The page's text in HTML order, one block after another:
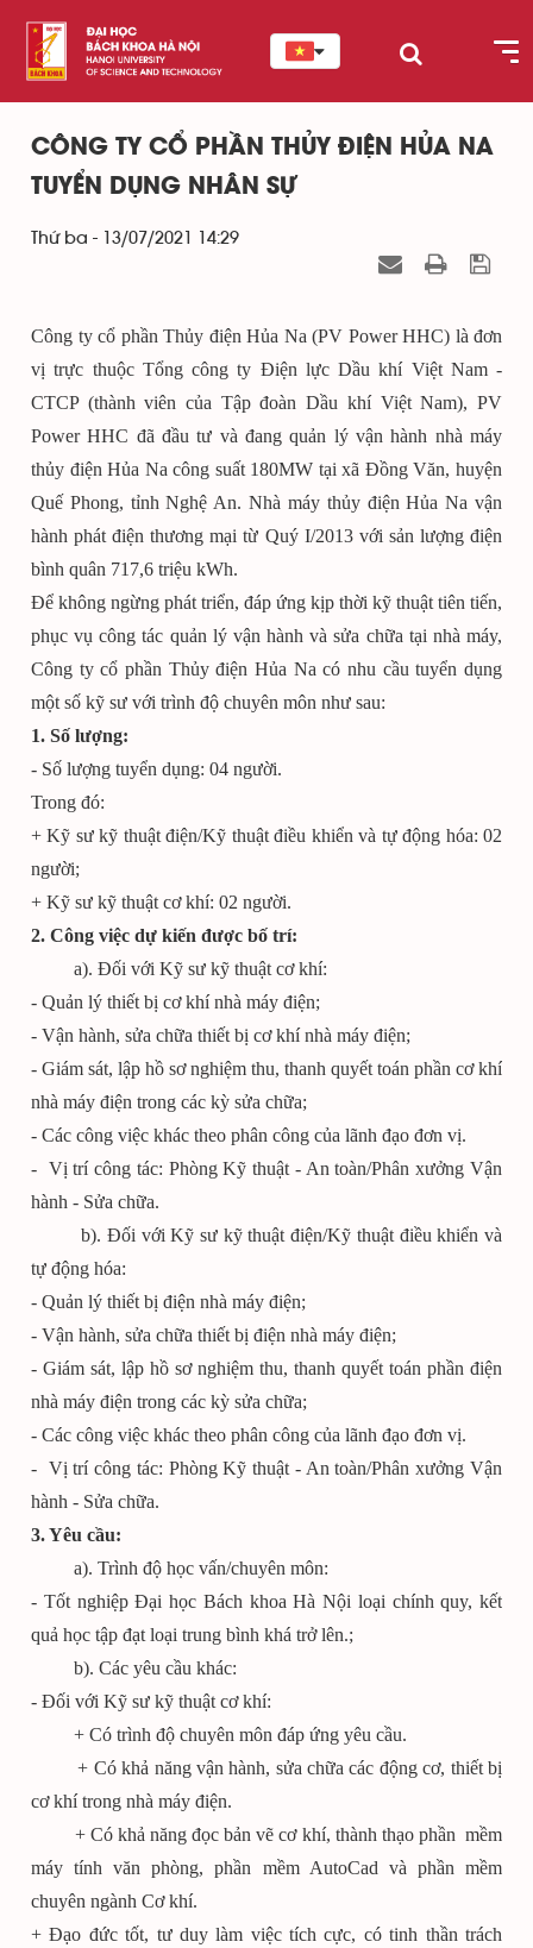
CÔNG TY CỔ PHẦN THỦY ĐIỆN HỦA NA
TUYỂN DỤNG NHÂN SỰ
Thứ ba - 13/07/2021 14:29
Công ty cổ phần Thủy điện Hủa Na (PV Power HHC) là đơn
vị trực thuộc Tổng công ty Điện lực Dầu khí Việt Nam -
CTCP (thành viên của Tập đoàn Dầu khí Việt Nam), PV
Power HHC đã đầu tư và đang quản lý vận hành nhà máy
thủy điện Hủa Na công suất 180MW tại xã Đồng Văn, huyện
Quế Phong, tỉnh Nghệ An. Nhà máy thủy điện Hủa Na vận
hành phát điện thương mại từ Quý I/2013 với sản lượng điện
bình quân 717,6 triệu kWh.
Để không ngừng phát triển, đáp ứng kịp thời kỹ thuật tiên tiến,
phục vụ công tác quản lý vận hành và sửa chữa tại nhà máy,
Công ty cổ phần Thủy điện Hủa Na có nhu cầu tuyển dụng
một số kỹ sư với trình độ chuyên môn như sau:
1. Số lượng:
- Số lượng tuyển dụng: 04 người.
Trong đó:
+ Kỹ sư kỹ thuật điện/Kỹ thuật điều khiển và tự động hóa: 02
người;
+ Kỹ sư kỹ thuật cơ khí: 02 người.
2. Công việc dự kiến được bố trí:
a). Đối với Kỹ sư kỹ thuật cơ khí:
- Quản lý thiết bị cơ khí nhà máy điện;
- Vận hành, sửa chữa thiết bị cơ khí nhà máy điện;
- Giám sát, lập hồ sơ nghiệm thu, thanh quyết toán phần cơ khí
nhà máy điện trong các kỳ sửa chữa;
- Các công việc khác theo phân công của lãnh đạo đơn vị.
- Vị trí công tác: Phòng Kỹ thuật - An toàn/Phân xưởng Vận
hành - Sửa chữa.
b). Đối với Kỹ sư kỹ thuật điện/Kỹ thuật điều khiển và
tự động hóa:
- Quản lý thiết bị điện nhà máy điện;
- Vận hành, sửa chữa thiết bị điện nhà máy điện;
- Giám sát, lập hồ sơ nghiệm thu, thanh quyết toán phần điện
nhà máy điện trong các kỳ sửa chữa;
- Các công việc khác theo phân công của lãnh đạo đơn vị.
- Vị trí công tác: Phòng Kỹ thuật - An toàn/Phân xưởng Vận
hành - Sửa chữa.
3. Yêu cầu:
a). Trình độ học vấn/chuyên môn:
- Tốt nghiệp Đại học Bách khoa Hà Nội loại chính quy, kết
quả học tập đạt loại trung bình khá trở lên.;
b). Các yêu cầu khác:
- Đối với Kỹ sư kỹ thuật cơ khí:
+ Có trình độ chuyên môn đáp ứng yêu cầu.
+ Có khả năng vận hành, sửa chữa các động cơ, thiết bị
cơ khí trong nhà máy điện.
+ Có khả năng đọc bản vẽ cơ khí, thành thạo phần mềm
máy tính văn phòng, phần mềm AutoCad và phần mềm
chuyên ngành Cơ khí.
+ Đạo đức tốt, tư duy làm việc tích cực, có tinh thần trách